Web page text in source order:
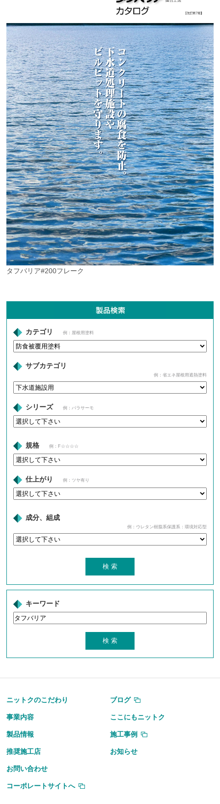
タフバリア#200フレーク
カテゴリ 例：屋根用塗料
サブカテゴリ
例：省エネ屋根用遮熱塗料
シリーズ 例：パラサーモ
規格 例：F☆☆☆☆
仕上がり 例：ツヤ有り
成分、組成
例：ウレタン樹脂系保護系：環境対応型
キーワード
ニットクのこだわり ブログ
事業内容 ここにもニットク
製品情報 施工事例
推奨施工店 お知らせ
お問い合わせ
コーポレートサイトへ